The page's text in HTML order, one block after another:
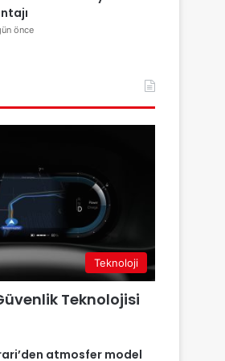
önce
Teknoloji
Teknolojisi
atmosfer model